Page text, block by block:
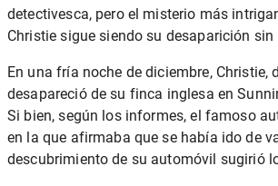
detectivesca, pero el misterio más
Christie sigue siendo su desaparición sin
En una fría noche de diciembre, Christie,
desapareció de su finca inglesa en
Si bien, según los informes, el famoso
en la que afirmaba que se había ido de
descubrimiento de su automóvil sugirió